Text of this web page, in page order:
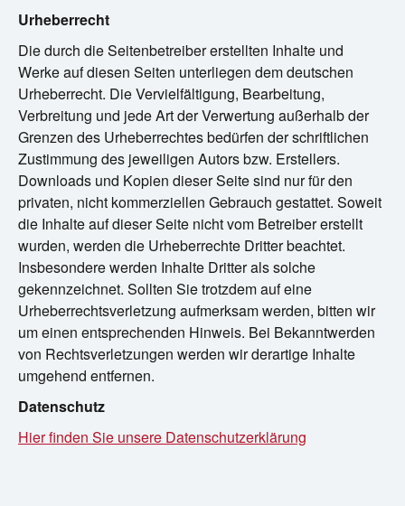
Urheberrecht
Die durch die Seitenbetreiber erstellten Inhalte und
Werke auf diesen Seiten unterliegen dem deutschen
Urheberrecht. Die Vervielfältigung, Bearbeitung,
Verbreitung und jede Art der Verwertung außerhalb der
Grenzen des Urheberrechtes bedürfen der schriftlichen
Zustimmung des jeweiligen Autors bzw. Erstellers.
Downloads und Kopien dieser Seite sind nur für den
privaten, nicht kommerziellen Gebrauch gestattet. Soweit
die Inhalte auf dieser Seite nicht vom Betreiber erstellt
wurden, werden die Urheberrechte Dritter beachtet.
Insbesondere werden Inhalte Dritter als solche
gekennzeichnet. Sollten Sie trotzdem auf eine
Urheberrechtsverletzung aufmerksam werden, bitten wir
um einen entsprechenden Hinweis. Bei Bekanntwerden
von Rechtsverletzungen werden wir derartige Inhalte
umgehend entfernen.
Datenschutz
Hier finden Sie unsere Datenschutzerklärung